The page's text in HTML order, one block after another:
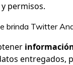
permisos.
brinda Twitter
entregados,